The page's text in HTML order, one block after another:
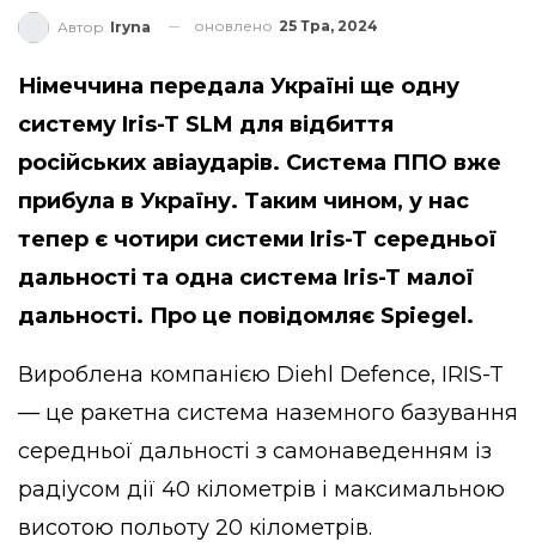
Автор Iryna оновлено 25 Тра, 2024
Німеччина передала Україні ще одну
систему Iris-T SLM для відбиття
російських авіаударів. Система ППО вже
прибула в Україну. Таким чином, у нас
тепер є чотири системи Iris-T середньої
дальності та одна система Iris-T малої
дальності. Про це повідомляє Spiegel.
Вироблена компанією Diehl Defence, IRIS-T
— це ракетна система наземного базування
середньої дальності з самонаведенням із
радіусом дії 40 кілометрів і максимальною
висотою польоту 20 кілометрів.